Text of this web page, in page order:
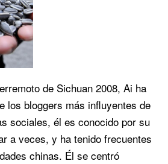
de Sichuan 2008, Ai ha
los bloggers más influyentes de
sociales, él es conocido por su
a veces, y ha tenido frecuentes
chinas. Él se centró